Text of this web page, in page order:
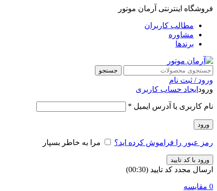
فروشگاه اینترنتی آرمان موتور
مطالب کاربران
مشاوره
برندها
جستجو
ورود / ثبت نام
ورود ایجاد حساب کاربری
نام کاربری یا آدرس ایمیل *
ورود
رمز عبور را فراموش کرده اید؟ مرا به خاطر بسپار
ورود با کد تایید
ارسال مجدد کد تایید (00:
30
)
0 مقایسه